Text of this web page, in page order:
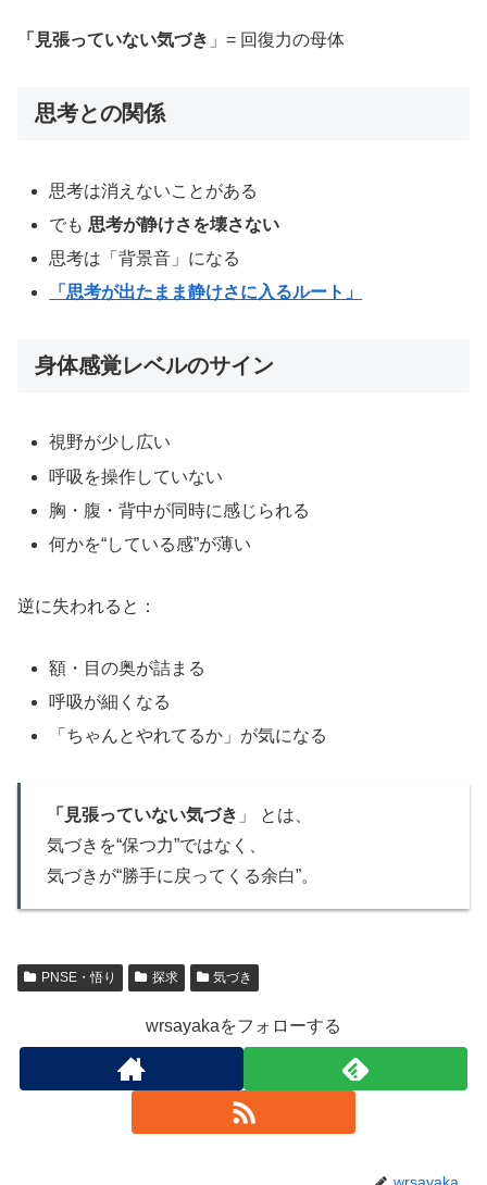
「見張っていない気づき 」= 回復力の母体
思考との関係
思考は消えないことがある
でも思考が静けさを壊さない
思考は「背景音」になる
「思考が出たまま静けさに入るルート」
身体感覚レベルのサイン
視野が少し広い
呼吸を操作していない
胸・腹・背中が同時に感じられる
何かを“している感”が薄い
逆に失われると：
額・目の奥が詰まる
呼吸が細くなる
「ちゃんとやれてるか」が気になる
「見張っていない気づき 」 とは、
気づきを“保つ力”ではなく、
気づきが“勝手に戻ってくる余白”。
PNSE・悟り 探求 気づき
wrsayakaをフォローする
wrsayaka